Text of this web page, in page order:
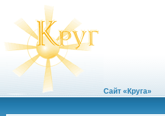
Сайт «Круга»